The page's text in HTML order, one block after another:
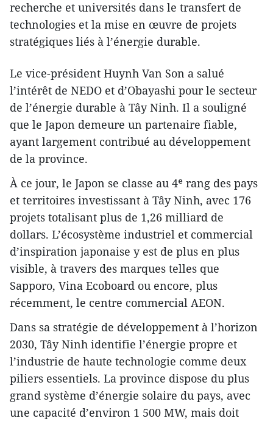
recherche et universités dans le transfert de
technologies et la mise en œuvre de projets
stratégiques liés à l’énergie durable.
Le vice-président Huynh Van Son a salué
l’intérêt de NEDO et d’Obayashi pour le secteur
de l’énergie durable à Tây Ninh. Il a souligné
que le Japon demeure un partenaire fiable,
ayant largement contribué au développement
de la province.
À ce jour, le Japon se classe au 4ᵉ rang des pays
et territoires investissant à Tây Ninh, avec 176
projets totalisant plus de 1,26 milliard de
dollars. L’écosystème industriel et commercial
d’inspiration japonaise y est de plus en plus
visible, à travers des marques telles que
Sapporo, Vina Ecoboard ou encore, plus
récemment, le centre commercial AEON.
Dans sa stratégie de développement à l’horizon
2030, Tây Ninh identifie l’énergie propre et
l’industrie de haute technologie comme deux
piliers essentiels. La province dispose du plus
grand système d’énergie solaire du pays, avec
une capacité d’environ 1 500 MW, mais doit